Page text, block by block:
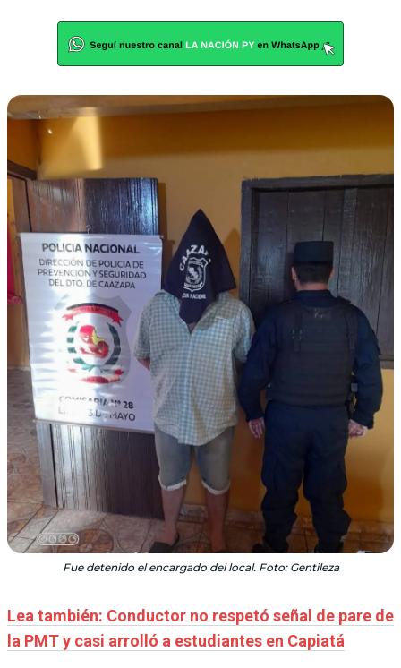
Fue detenido el encargado del local. Foto: Gentileza
Lea también: Conductor no respetó señal de pare de
la PMT y casi arrolló a estudiantes en Capiatá